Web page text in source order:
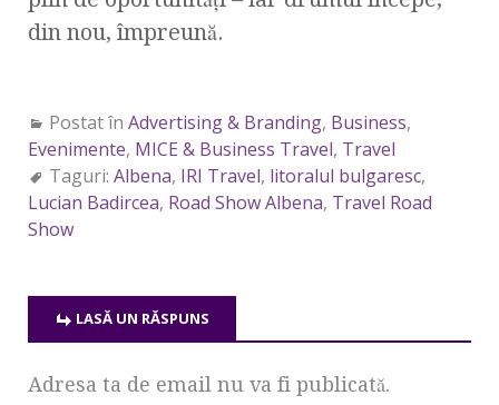
din nou, împreună.
Postat în Advertising & Branding, Business,
Evenimente, MICE & Business Travel, Travel
Taguri: Albena, IRI Travel, litoralul bulgaresc,
Lucian Badircea, Road Show Albena, Travel Road
Show
LASĂ UN RĂSPUNS
Adresa ta de email nu va fi publicată.